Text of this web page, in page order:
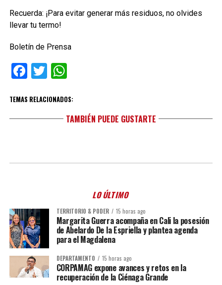
Recuerda: ¡Para evitar generar más residuos, no olvides
llevar tu termo!
Boletín de Prensa
Facebook
TwitterWhatsApp
TEMAS RELACIONADOS:
TAMBIÉN PUEDE GUSTARTE
LO ÚLTIMO
TERRITORIO & PODER 15 horas ago
Margarita Guerra acompaña en Cali la posesión
de Abelardo De la Espriella y plantea agenda
para el Magdalena
DEPARTAMENTO 15 horas ago
CORPAMAG expone avances y retos en la
recuperación de la Ciénaga Grande